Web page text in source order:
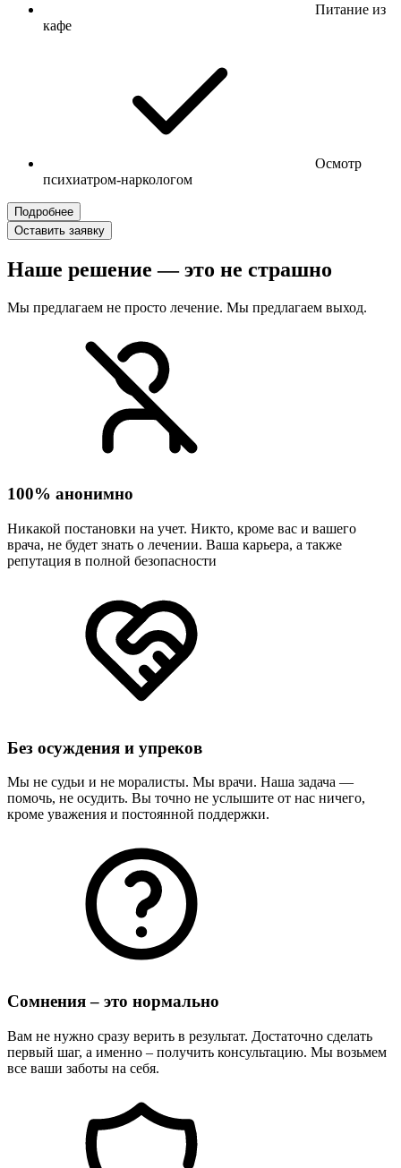
Питание из
кафе
Осмотр
психиатром-наркологом
Подробнее
Оставить заявку
Наше решение — это не страшно
Мы предлагаем не просто лечение. Мы предлагаем выход.
100% анонимно
Никакой постановки на учет. Никто, кроме вас и вашего
врача, не будет знать о лечении. Ваша карьера, а также
репутация в полной безопасности
Без осуждения и упреков
Мы не судьи и не моралисты. Мы врачи. Наша задача —
помочь, не осудить. Вы точно не услышите от нас ничего,
кроме уважения и постоянной поддержки.
Сомнения – это нормально
Вам не нужно сразу верить в результат. Достаточно сделать
первый шаг, а именно – получить консультацию. Мы возьмем
все ваши заботы на себя.